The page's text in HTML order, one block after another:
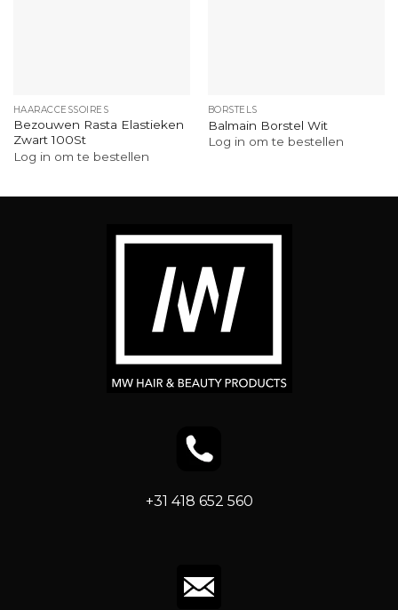
HAARACCESSOIRES
Bezouwen Rasta Elastieken
Zwart 100St
Log in om te bestellen
BORSTELS
Balmain Borstel Wit
Log in om te bestellen
+31 418 652 560